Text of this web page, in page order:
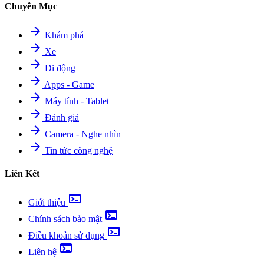
Chuyên Mục
arrow_forward Khám phá
arrow_forward Xe
arrow_forward Di động
arrow_forward Apps - Game
arrow_forward Máy tính - Tablet
arrow_forward Đánh giá
arrow_forward Camera - Nghe nhìn
arrow_forward Tin tức công nghệ
Liên Kết
Giới thiệu terminal
Chính sách bảo mật terminal
Điều khoản sử dụng terminal
Liên hệ terminal